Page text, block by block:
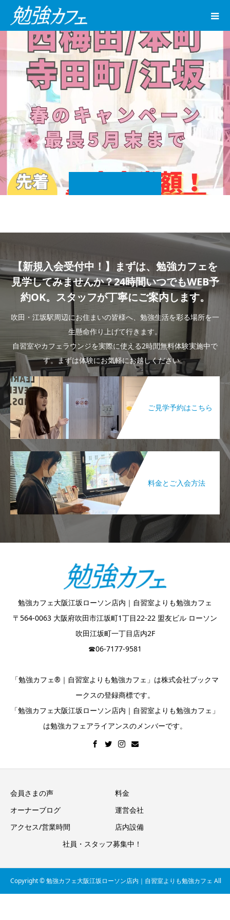
【新規入会受付中！】まずは、勉強カフェを
見学してみませんか？24時間いつでもWEB予
約OK。スタッフが丁寧にご案内します。
吹田・江坂駅周辺にお住まいの皆様へ、勉強生活を彩る場所を一
生懸命作り上げて行きます。
自習室やカフェラウンジを実際に使える2時間無料体験実施中で
す。まずは体験にお気軽にお越しください。
ご見学予約はこちら
料金とご入会方法
勉強カフェ大阪江坂ローソン店内｜自習室よりも勉強カフェ
〒564-0063 大阪府吹田市江坂町1丁目22-22 盟友ビル ローソン
吹田江坂町一丁目店内2F
☎︎06-7177-9581
「勉強カフェ®｜自習室よりも勉強カフェ」は株式会社ブックマ
ークスの登録商標です。
「勉強カフェ大阪江坂ローソン店内｜自習室よりも勉強カフェ」
は勉強カフェアライアンスのメンバーです。
会員さまの声
料金
オーナーブログ
運営会社
アクセス/営業時間
店内設備
社員・スタッフ募集中！
Copyright © 勉強カフェ大阪江坂ローソン店内｜自習室よりも勉強カフェ All
見学体験予約 電話をかける（受付時間：平日12-21時, 土日祝